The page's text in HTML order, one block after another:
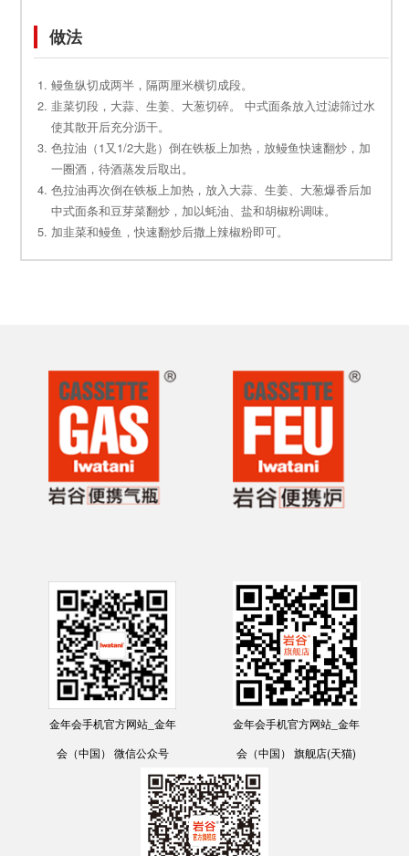
做法
鳗鱼纵切成两半，隔两厘米横切成段。
韭菜切段，大蒜、生姜、大葱切碎。 中式面条放入过滤筛过水
使其散开后充分沥干。
色拉油（1又1/2大匙）倒在铁板上加热，放鳗鱼快速翻炒，加
一圈酒，待酒蒸发后取出。
色拉油再次倒在铁板上加热，放入大蒜、生姜、大葱爆香后加
中式面条和豆芽菜翻炒，加以蚝油、盐和胡椒粉调味。
加韭菜和鳗鱼，快速翻炒后撒上辣椒粉即可。
金年会手机官方网站_金年
会（中国） 微信公众号
金年会手机官方网站_金年
会（中国） 旗舰店(天猫)